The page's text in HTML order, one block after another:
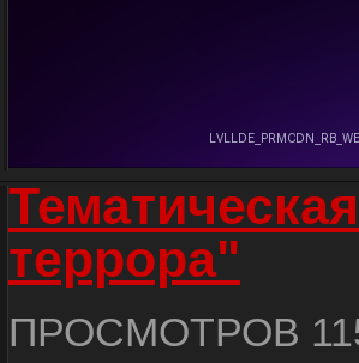
террора"
ПРОСМОТРОВ